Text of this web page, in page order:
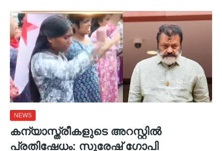
NEWS
കന്യാസ്ത്രീകളുടെ അറസ്റ്റിൽ
പ്രതിഷേധം: സുരേഷ് ഗോപി